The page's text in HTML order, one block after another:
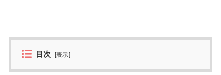
目次 [表示]